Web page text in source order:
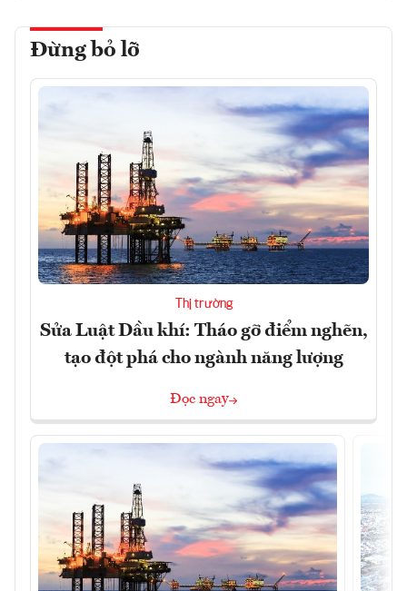
Đừng bỏ lỡ
Thị trường
Sửa Luật Dầu khí: Tháo gỡ điểm nghẽn,
tạo đột phá cho ngành năng lượng
Đọc ngay